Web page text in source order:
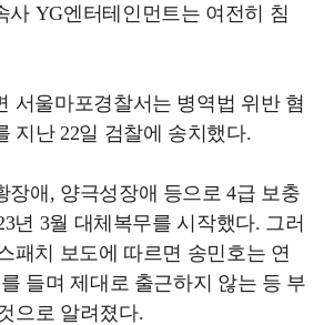
사 YG엔터테인먼트는 여전히 침
서울마포경찰서는 병역법 위반 혐
지난 22일 검찰에 송치했다.
장애, 양극성장애 등으로 4급 보충
년 3월 대체복무를 시작했다. 그러
패치 보도에 따르면 송민호는 연
들며 제대로 출근하지 않는 등 부
으로 알려졌다.